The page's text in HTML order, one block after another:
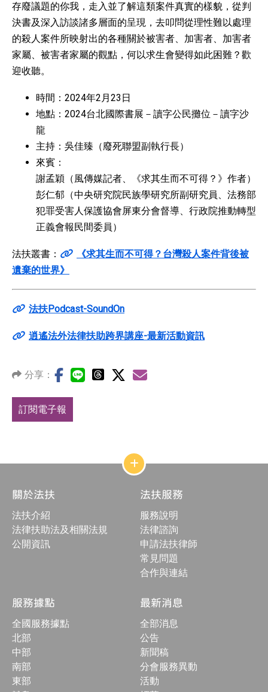
存廢議題的你我，走入並了解這類案件真實的樣貌，從判
決書及深入訪談諸多層面的呈現，去叩問從理性難以處理
的殺人案件所映射出的各種關於被害者、加害者、加害者
家屬、被害者家屬的觀點，何以求生會變得如此困難？歡
迎收聽。
時間：2024年2月23日
地點：2024台北國際書展－讀字公民攤位－讀字沙
龍
主持：吳佳臻（廢死聯盟副執行長）
來賓：
謝孟穎（風傳媒記者、《求其生而不可得？》作者）
彭仁郁（中央研究院民族學研究所副研究員、法務部
犯罪受害人保護協會屏東分會督導、行政院推動轉型
正義會報民間委員）
法扶叢書：
《求其生而不可得？台灣殺人案件背後被
遺棄的世界》
法扶Podcast-SoundOn
逍遙法外法律扶助跨界講座-最新活動資訊
分享：
訂閱電子報
網
站
構
合
按
鈕
關於法扶
法扶介紹
法律扶助法及相關法規
公開資訊
法扶服務
服務說明
法律諮詢
申請法扶律師
常見問題
合作與連結
服務據點
全國服務據點
北部
中部
南部
東部
最新消息
全部消息
公告
新聞稿
分會服務異動
活動